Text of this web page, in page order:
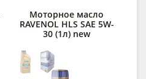
Моторное масло
RAVENOL HLS SAE 5W-
30 (1л) new